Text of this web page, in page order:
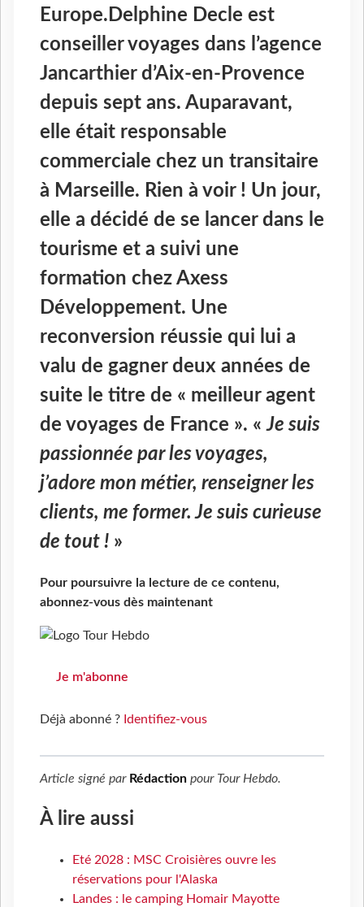
Europe.Delphine Decle est
conseiller voyages dans l’agence
Jancarthier d’Aix-en-Provence
depuis sept ans. Auparavant,
elle était responsable
commerciale chez un transitaire
à Marseille. Rien à voir ! Un jour,
elle a décidé de se lancer dans le
tourisme et a suivi une
formation chez Axess
Développement. Une
reconversion réussie qui lui a
valu de gagner deux années de
suite le titre de « meilleur agent
de voyages de France ». «Je suis
passionnée par les voyages,
j’adore mon métier, renseigner les
clients, me former. Je suis curieuse
de tout ! »
Pour poursuivre la lecture de ce contenu,
abonnez-vous dès maintenant
Je m'abonne
Déjà abonné ? Identifiez-vous
Article signé par Rédaction pour Tour Hebdo.
À lire aussi
Eté 2028 : MSC Croisières ouvre les
réservations pour l'Alaska
Landes : le camping Homair Mayotte